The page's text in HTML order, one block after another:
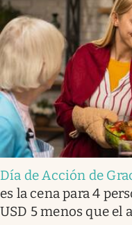
Día de Acción de
es la cena para 4
USD 5 menos que el